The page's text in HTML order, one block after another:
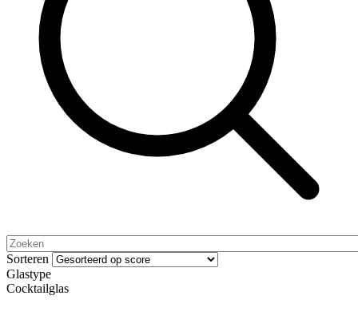
Sorteren
Glastype
Cocktailglas